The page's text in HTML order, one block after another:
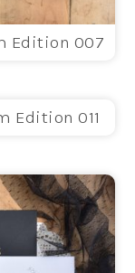
Edition 007
Edition 011